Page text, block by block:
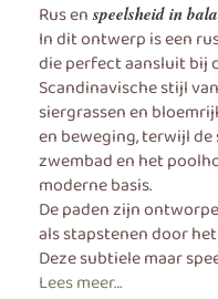
Rus enspeelsheid in
In dit ontwerp is een
die perfect aansluit bij
Scandinavische stijl
siergrassen en
en beweging, terwijl
zwembad en het
moderne basis.
De paden zijn
als stapstenen door
Deze subtiele maar
Lees meer…